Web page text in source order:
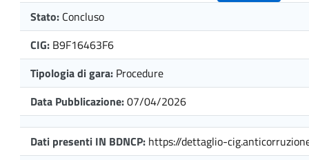
Stato: Concluso
CIG: B9F16463F6
Tipologia di gara: Procedure
Data Pubblicazione:07/04/2026
Dati presenti IN BDNCP: https://dettaglio-